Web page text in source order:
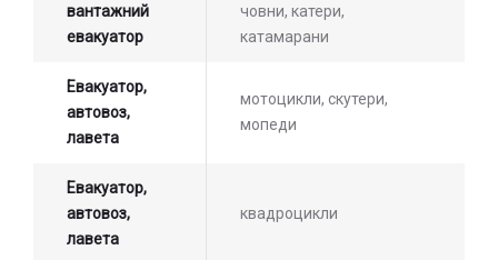
вантажний
евакуатор
човни, катери,
катамарани
Евакуатор,
автовоз,
лавета
мотоцикли, скутери,
мопеди
Евакуатор,
автовоз,
лавета
квадроцикли